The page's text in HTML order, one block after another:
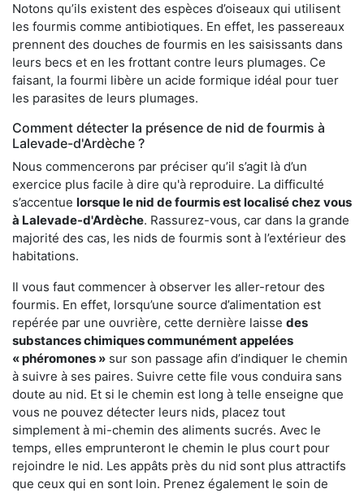
Notons qu’ils existent des espèces d’oiseaux qui utilisent
les fourmis comme antibiotiques. En effet, les passereaux
prennent des douches de fourmis en les saisissants dans
leurs becs et en les frottant contre leurs plumages. Ce
faisant, la fourmi libère un acide formique idéal pour tuer
les parasites de leurs plumages.
Comment détecter la présence de nid de fourmis à
Lalevade-d'Ardèche ?
Nous commencerons par préciser qu’il s’agit là d’un
exercice plus facile à dire qu'à reproduire. La difficulté
s’accentue lorsque le nid de fourmis est localisé chez vous
à Lalevade-d'Ardèche. Rassurez-vous, car dans la grande
majorité des cas, les nids de fourmis sont à l’extérieur des
habitations.
Il vous faut commencer à observer les aller-retour des
fourmis. En effet, lorsqu’une source d’alimentation est
repérée par une ouvrière, cette dernière laisse des
substances chimiques communément appelées
« phéromones » sur son passage afin d’indiquer le chemin
à suivre à ses paires. Suivre cette file vous conduira sans
doute au nid. Et si le chemin est long à telle enseigne que
vous ne pouvez détecter leurs nids, placez tout
simplement à mi-chemin des aliments sucrés. Avec le
temps, elles emprunteront le chemin le plus court pour
rejoindre le nid. Les appâts près du nid sont plus attractifs
que ceux qui en sont loin. Prenez également le soin de